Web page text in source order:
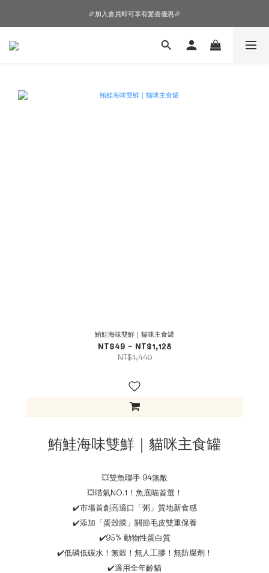
🎉加入會員即可享有驚喜優惠🎉
🎉加入會員即可享有驚喜優惠🎉
購物車超狂加價購，等你來+1
鮪鮭海味雙鮮｜貓咪主食罐
NT$49 ~ NT$1,128
NT$1,440
鮪鮭海味雙鮮｜貓咪主食罐
💥雙魚聯手 94無敵
💥喵氣NO.1！魚底喵首選！
✔️市場首創高適口「粥」質地新食感
✔️添加「蛋殼膜」關節毛皮雙重保養
✔️95% 動物性蛋白質
✔️低磷低碳水！無穀！無人工膠！無防腐劑！
✔️適用全年齡貓